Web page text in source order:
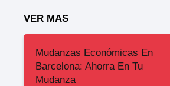
VER MAS
Mudanzas Económicas En
Barcelona: Ahorra En Tu
Mudanza